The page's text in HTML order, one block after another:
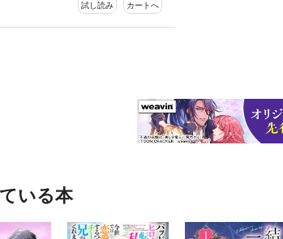
試し読み カートへ
いる本